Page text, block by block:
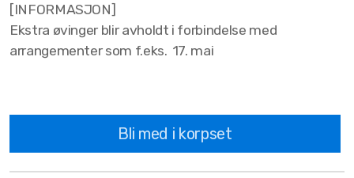
[INFORMASJON]
Ekstra øvinger blir avholdt i forbindelse med
arrangementer som f.eks. 17. mai
Bli med i korpset